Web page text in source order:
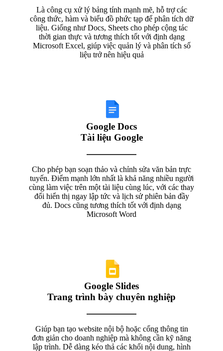
Là công cụ xử lý bảng tính mạnh mẽ, hỗ trợ các
công thức, hàm và biểu đồ phức tạp để phân tích dữ
liệu. Giống như Docs, Sheets cho phép cộng tác
thời gian thực và tương thích tốt với định dạng
Microsoft Excel, giúp việc quản lý và phân tích số
liệu trở nên hiệu quả
Google Docs
Tài liệu Google
Cho phép bạn soạn thảo và chỉnh sửa văn bản trực
tuyến. Điểm mạnh lớn nhất là khả năng nhiều người
cùng làm việc trên một tài liệu cùng lúc, với các thay
đổi hiển thị ngay lập tức và lịch sử phiên bản đầy
đủ. Docs cũng tương thích tốt với định dạng
Microsoft Word
Google Slides
Trang trình bày chuyên nghiệp
Giúp bạn tạo website nội bộ hoặc cổng thông tin
đơn giản cho doanh nghiệp mà không cần kỹ năng
lập trình. Dễ dàng kéo thả các khối nội dung, hình